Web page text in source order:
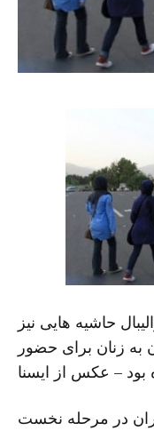
حاشیه هایی نیز
به زنان برای حضور
بود – عکس از ایسنا
در مرحله نخست